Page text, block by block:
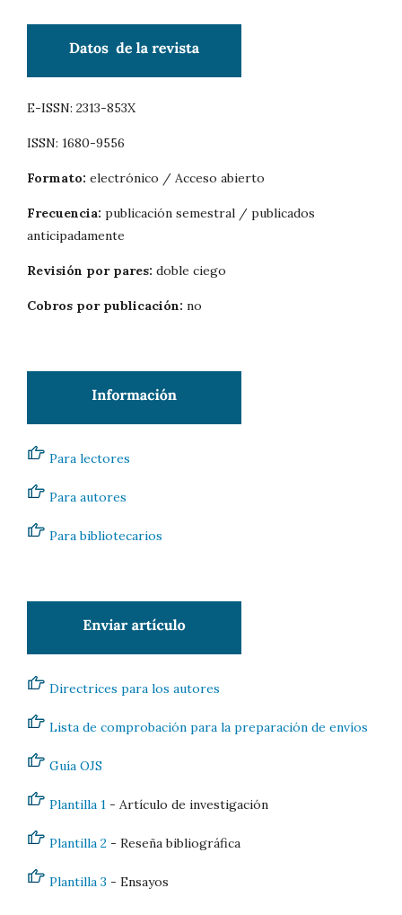
E-ISSN: 2313-853X
ISSN: 1680-9556
Formato: electrónico / Acceso abierto
Frecuencia: publicación semestral / publicados
anticipadamente
Revisión por pares: doble ciego
Cobros por publicación: no
Para lectores
Para autores
Para bibliotecarios
Directrices para los autores
Lista de comprobación para la preparación de envíos
Guía OJS
Plantilla 1 - Artículo de investigación
Plantilla 2 - Reseña bibliográfica
Plantilla 3 - Ensayos